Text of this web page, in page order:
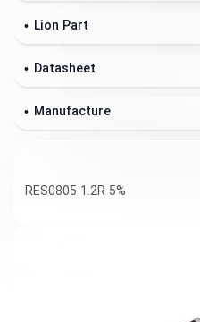
Lion Part
Datasheet
Manufacture
RES0805 1.2R 5%